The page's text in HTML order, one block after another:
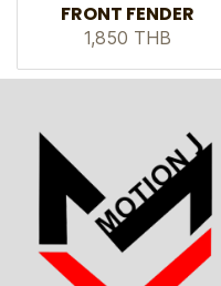
FRONT FENDER
1,850 THB